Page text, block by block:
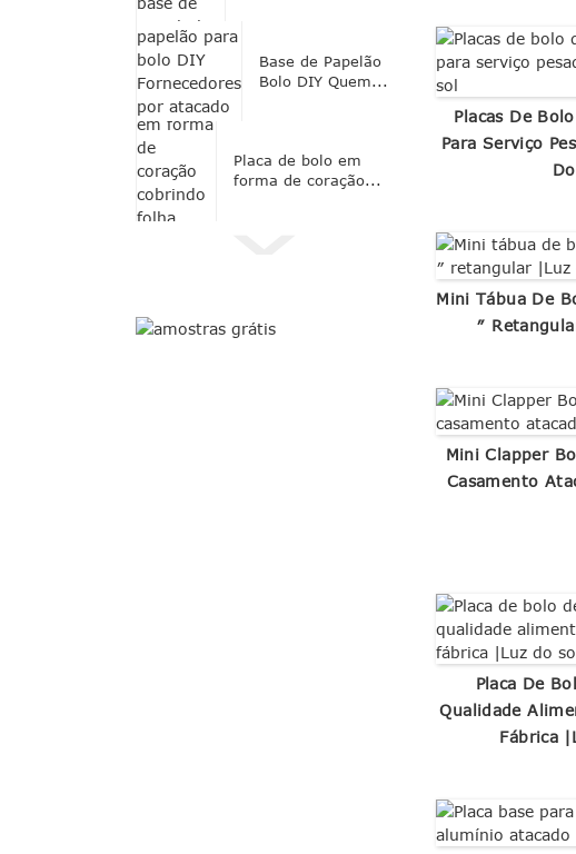
Base de Papelão
Bolo DIY Quem...
Placa de bolo em
forma de coração...
Placas De
Para Serviço
Mini Tábua De
″
Mini Clapper
Casamento
Placa De
Qualidade
Fábrica